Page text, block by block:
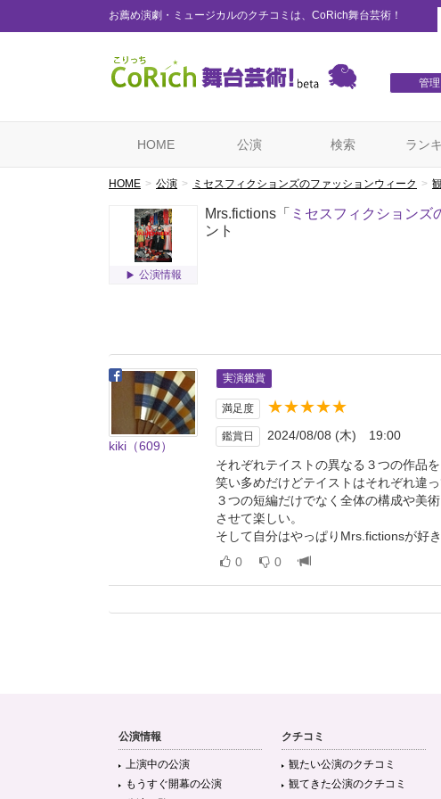
お薦め演劇・ミュージカルのクチコミは、CoRich舞台芸術！
管
HOME 公演 検索 ラン
HOME 公演 ミセスフィクションズのファッションウィーク
公演情報
Mrs.fictions「 ミセスフィクションズ
ント
kiki（609）
実演鑑賞
満足度 ★★★★★
鑑賞日 2024/08/08 (木) 19:00
それぞれテイストの異なる３つの作品
笑い多めだけどテイストはそれぞれ違
３つの短編だけでなく全体の構成や美
させて楽しい。
そして自分はやっぱりMrs.fictionsが好
0 0
公演情報
上演中の公演
もうすぐ開幕の公演
クチコミ
観たい公演のクチコミ
観てきた公演のクチコミ